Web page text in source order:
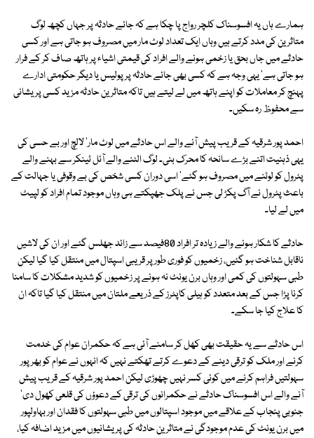
ہمارے ہاں یہ افسوسناک کلچر رواج پا چکا ہے کہ جائے حادثہ پر جہاں کچھ لوگ
متاثرین کی مدد کرتے ہیں وہاں ایک تعداد لوٹ مار میں مصروف ہو جاتی ہے اور کسی
حادثے میں جاں بحق یا زخمی ہونے والے افراد کی قیمتی اشیاء پر ہاتھ صاف کر کے فرار
ہو جاتی ہے' یہی وجہ ہے کہ کسی بھی جائے حادثہ پر پولیس یا دیگر حکومتی ادارے
پہنچ کر معاملات کو اپنے ہاتھ میں لے لیتے ہیں تاکہ متاثرین حادثہ مزید کسی پریشانی
سے محفوظ رہ سکیں۔
احمد پور شرقیہ کے قریب پیش آنے والے اس حادثے میں لوٹ مار' لالچ اور بے حسی کی
یہی ذہنیت اتنے بڑے سانحہ کا محرک بنی۔ لوگ الٹنے والے آئل ٹینکر سے بہنے والے
پٹرول کو لوٹنے میں مصروف ہو گئے' اسی دوران کسی شخص کی بے وقوفی یا جہالت کے
باعث پٹرول نے آگ پکڑ لی جس نے پلک جھپکتے ہی وہاں موجود تمام افراد کو لپیٹ
میں لے لیا۔
حادثے کا شکار ہونے والے زیادہ تر افراد 80فیصد سے زائد جھلس گئے اور ان کی لاشیں
ناقابل شناخت ہو گئیں، زخمیوں کو فوری طور پر قریبی اسپتال میں منتقل کیا گیا لیکن
طبی سہولتوں کی کمی اور وہاں برن یونٹ نہ ہونے پر زخمیوں کو شدید مشکلات کا سامنا
کرنا پڑا جس کے بعد متعدد کو ہیلی کاپٹرز کے ذریعے ملتان میں منتقل کیا گیا تاکہ ان
کا علاج کیا جا سکے۔
اس حادثے سے یہ حقیقت بھی کھل کر سامنے آئی ہے کہ حکمران عوام کی خدمت
کرنے اور ملک کو ترقی دینے کے دعوے کرتے تھکتے نہیں کہ انہوں نے عوام کو بھرپور
سہولتیں فراہم کرنے میں کوئی کسر نہیں چھوڑی لیکن احمد پور شرقیہ کے قریب پیش
آنے والے اس افسوسناک حادثے نے حکمرانوں کی ترقی کے دعوؤں کی قلعی کھول دی'
جنوبی پنجاب کے علاقے میں موجود اسپتالوں میں طبی سہولتوں کا فقدان اور بہاولپور
میں برن یونٹ کی عدم موجودگی نے متاثرین حادثہ کی پریشانیوں میں مزید اضافہ کیا،